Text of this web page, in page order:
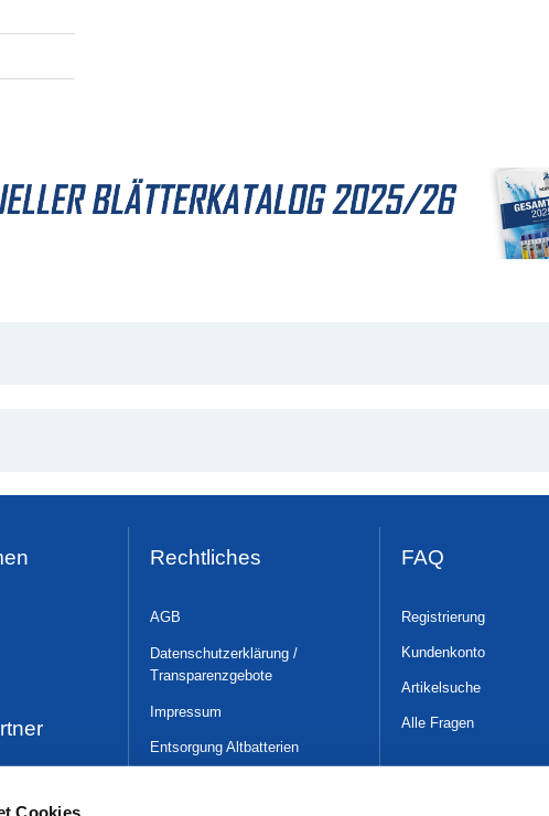
Cookies
Rechtliches
AGB
Datenschutzerklärung /
Transparenzgebote
Impressum
Entsorgung Altbatterien
FAQ
Registrierung
Kundenkonto
Artikelsuche
Alle Fragen